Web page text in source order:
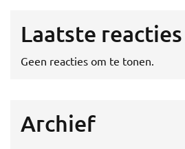
Laatste reacties
Geen reacties om te tonen.
Archief